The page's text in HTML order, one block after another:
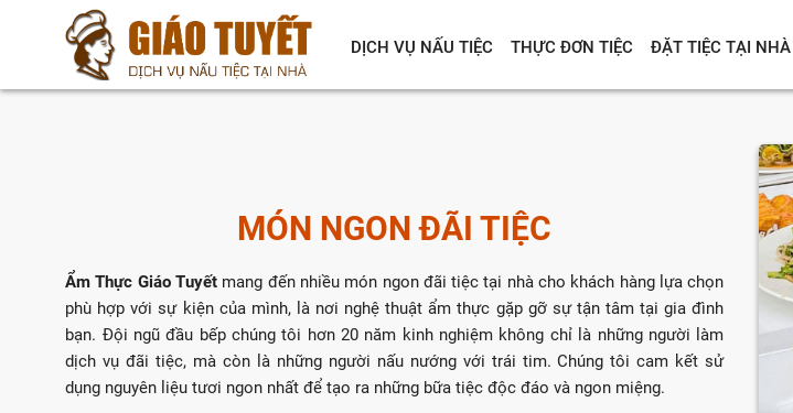
DỊCH VỤ NẤU TIỆC THỰC ĐƠN TIỆC ĐẶT TIỆC TẠI NHÀ
MÓN NGON ĐÃI TIỆC
Ẩm Thực Giáo Tuyết mang đến nhiều món ngon đãi tiệc tại nhà cho khách hàng lựa chọn
phù hợp với sự kiện của mình, là nơi nghệ thuật ẩm thực gặp gỡ sự tận tâm tại gia đình
bạn. Đội ngũ đầu bếp chúng tôi hơn 20 năm kinh nghiệm không chỉ là những người làm
dịch vụ đãi tiệc, mà còn là những người nấu nướng với trái tim. Chúng tôi cam kết sử
dụng nguyên liệu tươi ngon nhất để tạo ra những bữa tiệc độc đáo và ngon miệng.